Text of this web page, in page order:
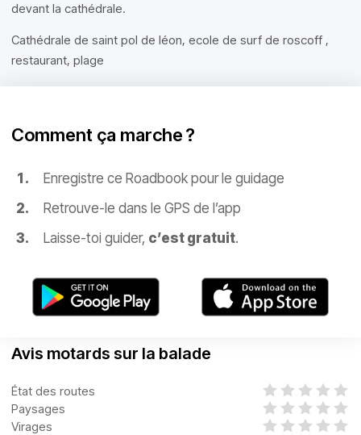
devant la cathédrale.
Cathédrale de saint pol de léon, ecole de surf de roscoff ,
restaurant, plage
Comment ça marche ?
Enregistre ce Roadbook pour le guidage
Retrouve-le dans le GPS de l’app
Laisse-toi guider, c’est gratuit.
Avis motards sur la balade
État des routes
Paysages
Virages